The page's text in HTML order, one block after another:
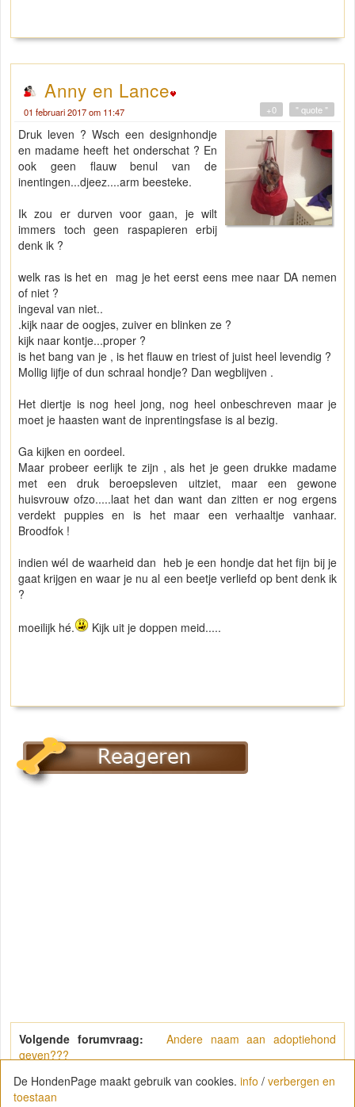
Anny en Lance
01 februari 2017 om 11:47 " quote "
+0
Druk leven ? Wsch een designhondje
en madame heeft het onderschat ? En
ook geen flauw benul van de
inentingen...djeez....arm beesteke.
Ik zou er durven voor gaan, je wilt
immers toch geen raspapieren erbij
denk ik ?
welk ras is het en mag je het eerst eens mee naar DA nemen
of niet ?
ingeval van niet..
.kijk naar de oogjes, zuiver en blinken ze ?
kijk naar kontje...proper ?
is het bang van je , is het flauw en triest of juist heel levendig ?
Mollig lijfje of dun schraal hondje? Dan wegblijven .
Het diertje is nog heel jong, nog heel onbeschreven maar je
moet je haasten want de inprentingsfase is al bezig.
Ga kijken en oordeel.
Maar probeer eerlijk te zijn , als het je geen drukke madame
met een druk beroepsleven uitziet, maar een gewone
huisvrouw ofzo.....laat het dan want dan zitten er nog ergens
verdekt puppies en is het maar een verhaaltje vanhaar.
Broodfok !
indien wél de waarheid dan heb je een hondje dat het fijn bij je
gaat krijgen en waar je nu al een beetje verliefd op bent denk ik
?
moeilijk hé. Kijk uit je doppen meid.....
Volgende forumvraag:
Andere naam aan adoptiehond
geven???
De HondenPage maakt gebruik van cookies. info / verbergen en
toestaan